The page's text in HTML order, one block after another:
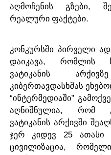
აღმოჩენის
გზები,
რეალური ფაქტები.
კონკურსში პირველი
დაიკავა, რომლის
ვატიკანის
არქივზე
კიბერთავდასხმას
“ინტერმედიაში”
აღნიშნულია, რომ
ვატიკანის არქივში
ჯერ
კიდევ 25 ათასი
ცივილიზაცია,